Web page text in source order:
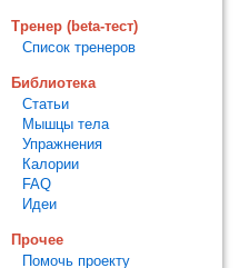
Тренер (beta-тест)
Список тренеров
Библиотека
Статьи
Мышцы тела
Упражнения
Калории
FAQ
Идеи
Прочее
Помочь проекту